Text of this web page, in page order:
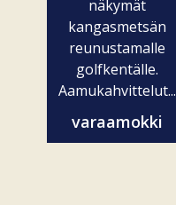
näkymät
kangasmetsän
reunustamalle
golfkentälle.
Aamukahvittelut...
varaamokki